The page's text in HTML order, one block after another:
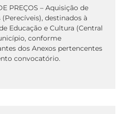
PREÇOS – Aquisição de
destinados à
Educação e Cultura (Central
conforme
dos Anexos pertencentes
convocatório.